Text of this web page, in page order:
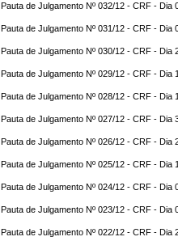
Pauta de Julgamento Nº 032/12 - CRF - Dia
Pauta de Julgamento Nº 031/12 - CRF - Dia
Pauta de Julgamento Nº 030/12 - CRF - Dia
Pauta de Julgamento Nº 029/12 - CRF - Dia
Pauta de Julgamento Nº 028/12 - CRF - Dia
Pauta de Julgamento Nº 027/12 - CRF - Dia
Pauta de Julgamento Nº 026/12 - CRF - Dia
Pauta de Julgamento Nº 025/12 - CRF - Dia
Pauta de Julgamento Nº 024/12 - CRF - Dia
Pauta de Julgamento Nº 023/12 - CRF - Dia
Pauta de Julgamento Nº 022/12 - CRF - Dia